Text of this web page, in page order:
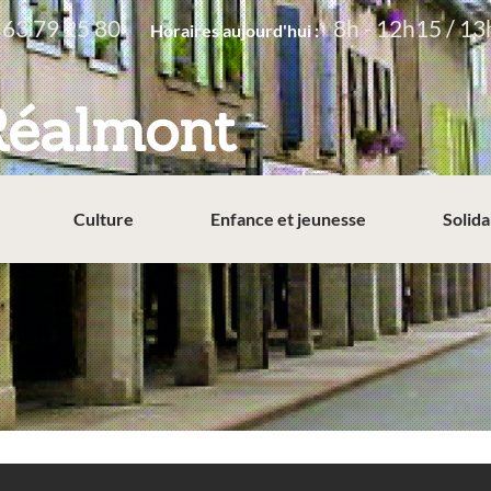
79 25 80 Horaires aujourd'hui : 8h - 12h15 /
Culture Enfance et jeunesse